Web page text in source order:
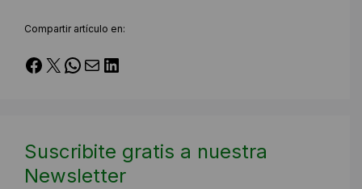
Compartir artículo en:
Facebook
X WhatsApp
Correo electrónico
LinkedIn
Suscribite gratis a nuestra
Newsletter